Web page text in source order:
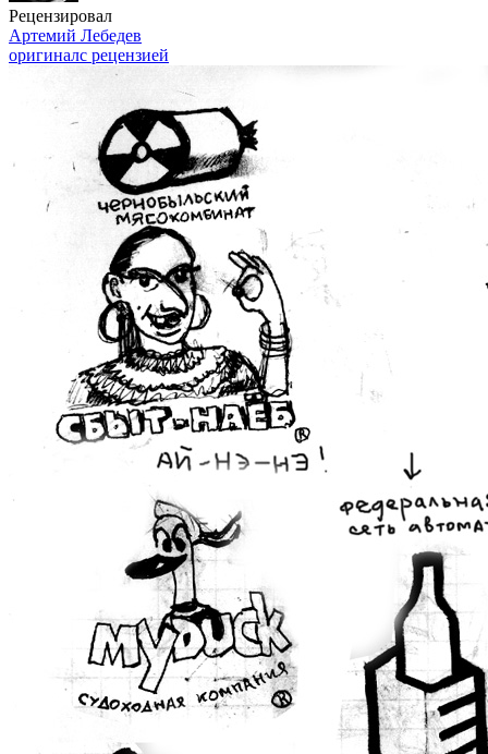
Рецензировал
Артемий Лебедев
оригиналс рецензией